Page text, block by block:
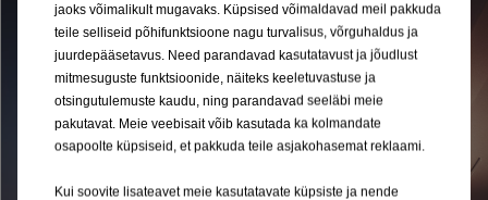
jaoks võimalikult mugavaks. Küpsised võimaldavad meil pakkuda
teile selliseid põhifunktsioone nagu turvalisus, võrguhaldus ja
juurdepääsetavus. Need parandavad kasutatavust ja jõudlust
mitmesuguste funktsioonide, näiteks keeletuvastuse ja
otsingutulemuste kaudu, ning parandavad seeläbi meie
pakutavat. Meie veebisait võib kasutada ka kolmandate
osapoolte küpsiseid, et pakkuda teile asjakohasemat reklaami.
Kui soovite lisateavet meie kasutatavate küpsiste ja nende